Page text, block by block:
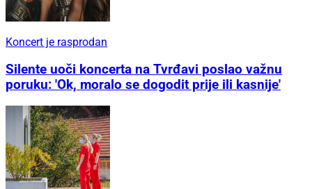
Koncert je rasprodan
Silente uoči koncerta na Tvrđavi poslao važnu
poruku: 'Ok, moralo se dogodit prije ili kasnije'